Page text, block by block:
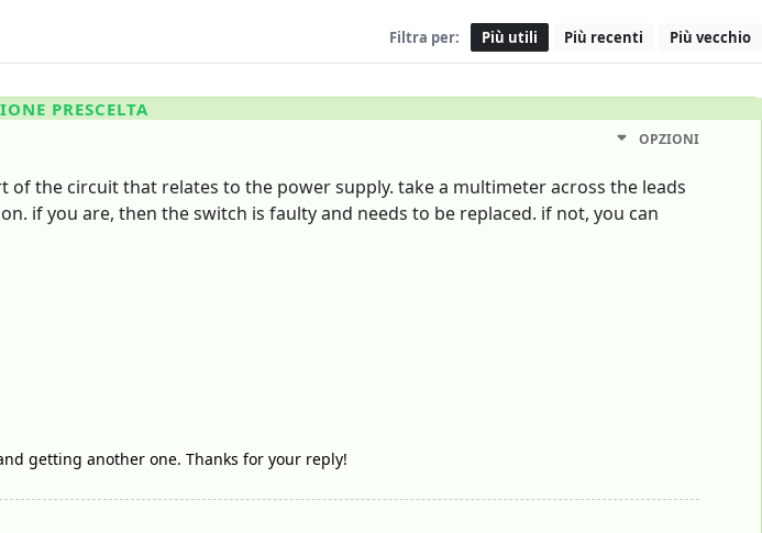
Filtra per: Più utili Più recenti Più vecchio
PRESCELTA
OPZIONI
the circuit that relates to the power supply. take a multimeter across the leads
if you are, then the switch is faulty and needs to be replaced. if not, you can
getting another one. Thanks for your reply!